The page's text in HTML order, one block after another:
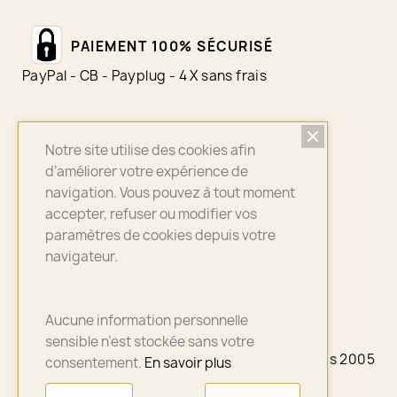
PAIEMENT 100% SÉCURISÉ
PayPal - CB - Payplug - 4 X sans frais
LIVRAISON SUIVI
Colissimo - Chronopost - Mondial Relay
ASSURANCE QUALITÉ
© 2026 - A3PLUS2 - La petite Française depuis 2005
Notre site utilise des cookies afin
d’améliorer votre expérience de
navigation. Vous pouvez à tout moment
accepter, refuser ou modifier vos
paramètres de cookies depuis votre
navigateur.
Aucune information personnelle
sensible n’est stockée sans votre
consentement. En savoir plus